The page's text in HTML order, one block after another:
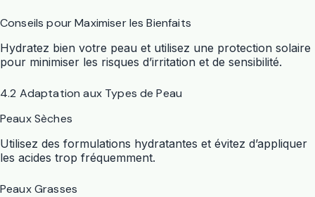
Conseils pour Maximiser les Bienfaits
Hydratez bien votre peau et utilisez une protection solaire
pour minimiser les risques d’irritation et de sensibilité.
4.2 Adaptation aux Types de Peau
Peaux Sèches
Utilisez des formulations hydratantes et évitez d’appliquer
les acides trop fréquemment.
Peaux Grasses